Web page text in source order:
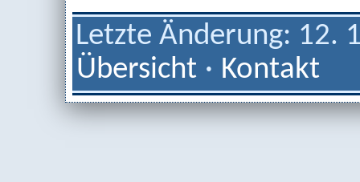
Letzte Änderung: 12.
Übersicht · Kontakt